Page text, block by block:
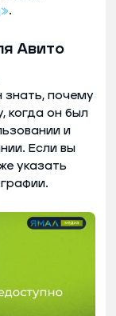
.
Авито
знать, почему
когда он был
и
Если вы
указать